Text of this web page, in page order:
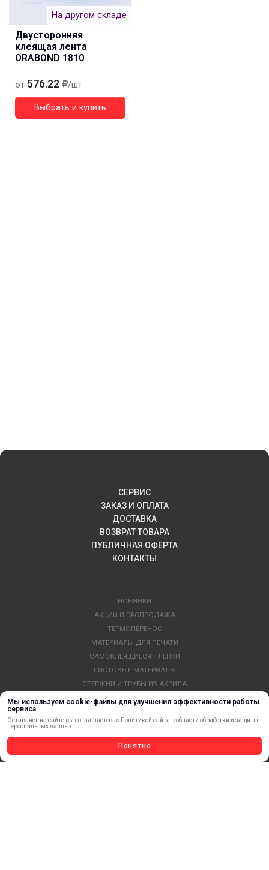
Мы используем cookie-файлы для улучшения эффективности работы
сервиса
Оставаясь на сайте вы соглашаетесь с Политикой сайта в области обработки и защиты
персональных данных.
Понятно
На другом складе
Двусторонняя
клеящая лента
ORABOND 1810
от 576.22 /шт
Выбрать и купить
СЕРВИС
ЗАКАЗ И ОПЛАТА
ДОСТАВКА
ВОЗВРАТ ТОВАРА
ПУБЛИЧНАЯ ОФЕРТА
КОНТАКТЫ
НОВИНКИ
АКЦИИ И РАСПРОДАЖА
ТЕРМОПЕРЕНОС
МАТЕРИАЛЫ ДЛЯ ПЕЧАТИ
САМОКЛЕЯЩИЕСЯ ПЛЕНКИ
ЛИСТОВЫЕ МАТЕРИАЛЫ
СТЕРЖНИ И ТРУБЫ ИЗ АКРИЛА
ОБОРУДОВАНИЕ
ПРОФИЛИ И ПРОФИЛЬНЫЕ СИСТЕМЫ
КРАСКИ, ЧЕРНИЛА, КАРТРИДЖИ